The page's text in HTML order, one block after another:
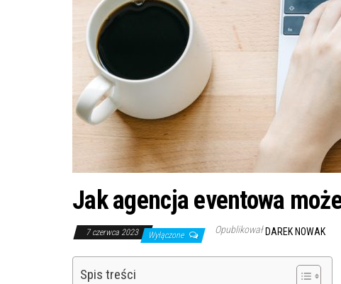
Jak agencja eventowa
7 czerwca 2023 Wyłączone Opublikował DAREK NOWAK
Spis treści